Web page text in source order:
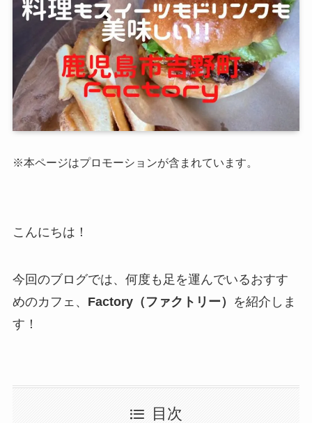
※本ページはプロモーションが含まれています。
こんにちは！
今回のブログでは、何度も足を運んでいるおすす
めのカフェ、 Factory（ファクトリー）
を紹介しま
す！
目次